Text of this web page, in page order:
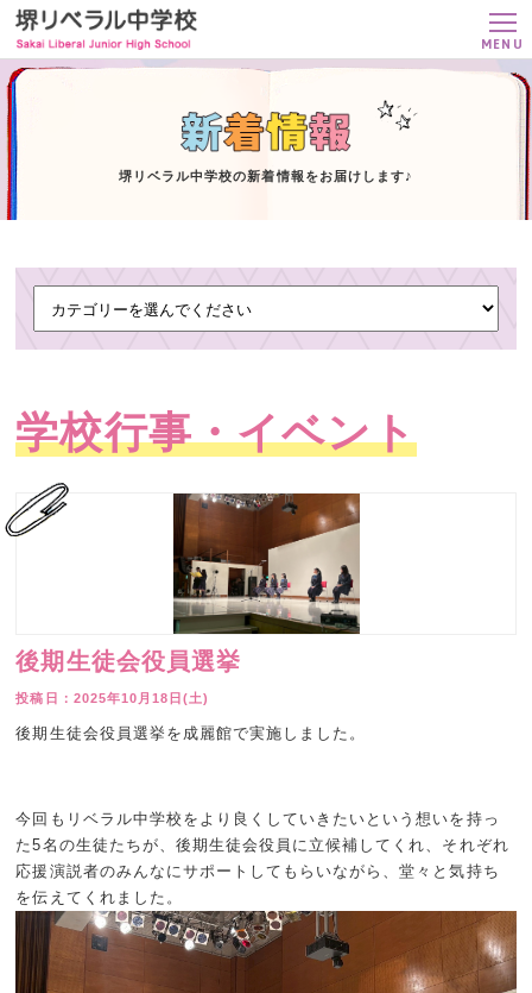
MENU
堺リベラル中学校の新着情報をお届けします♪
学校行事・イベント
後期生徒会役員選挙
2025年10月18日(土)
後期生徒会役員選挙を成麗館で実施しました。
今回もリベラル中学校をより良くしていきたいという想いを持っ
た5名の生徒たちが、後期生徒会役員に立候補してくれ、それぞれ
応援演説者のみんなにサポートしてもらいながら、堂々と気持ち
を伝えてくれました。